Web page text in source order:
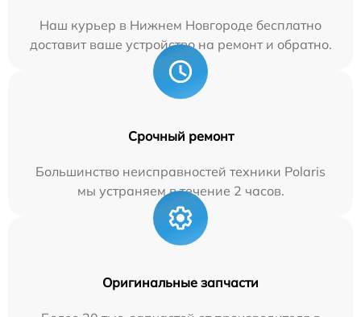
Наш курьер в Нижнем Новгороде бесплатно
доставит ваше устройство на ремонт и обратно.
Срочный ремонт
Большинство неисправностей техники Polaris
мы устраняем в течение 2 часов.
Оригинальные запчасти